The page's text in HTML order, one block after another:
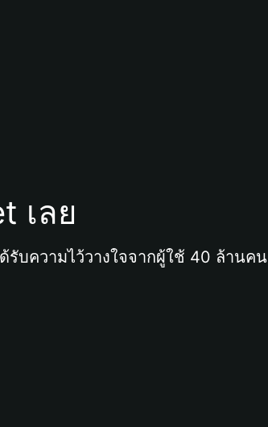
เลย
บความไว้วางใจจากผู้ใช้ 40 ล้านคน